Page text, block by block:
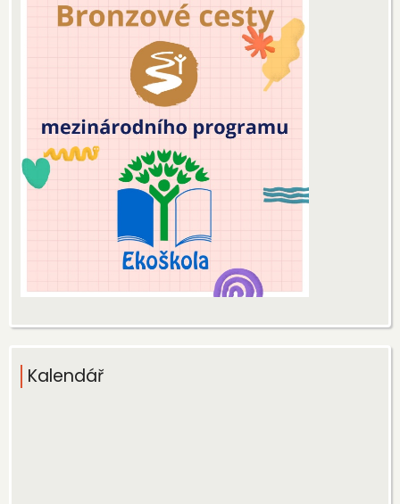
Kalendář